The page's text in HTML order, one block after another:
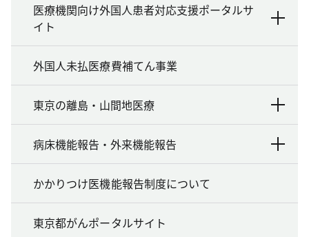
医療機関向け外国人患者対応支援ポータルサ
イト
外国人未払医療費補てん事業
東京の離島・山間地医療
病床機能報告・外来機能報告
かかりつけ医機能報告制度について
東京都がんポータルサイト